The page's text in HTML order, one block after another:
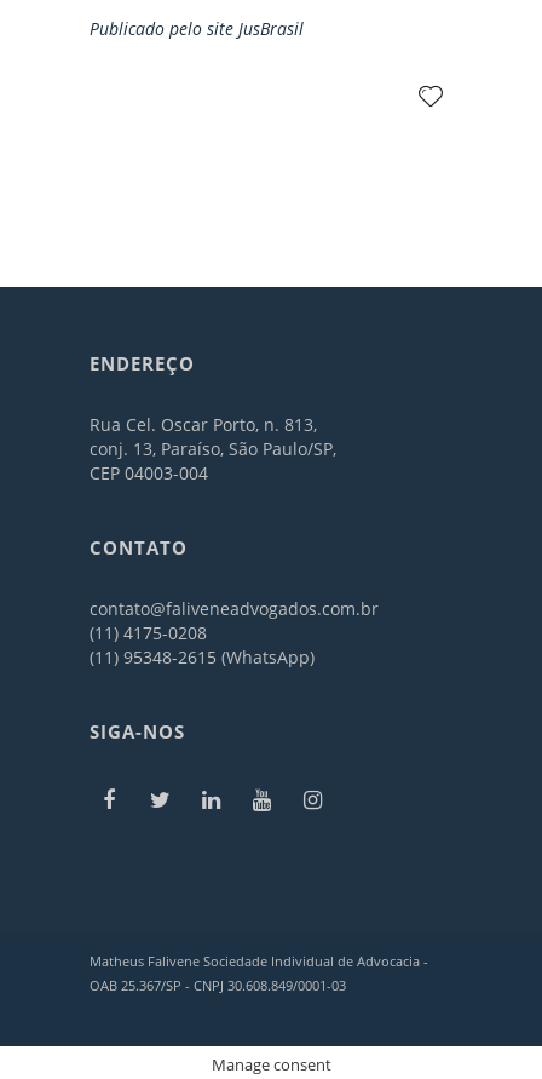
Publicado pelo site JusBrasil
ENDEREÇO
Rua Cel. Oscar Porto, n. 813,
conj. 13, Paraíso, São Paulo/SP,
CEP 04003-004
CONTATO
contato@faliveneadvogados.com.br
(11) 4175-0208
(11) 95348-2615 (WhatsApp)
SIGA-NOS
Matheus Falivene Sociedade Individual de Advocacia -
OAB 25.367/SP - CNPJ 30.608.849/0001-03
Manage consent